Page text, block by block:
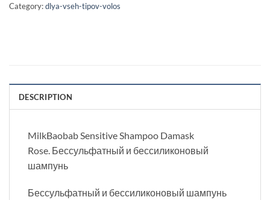
Category:dlya-vseh-tipov-volos
DESCRIPTION
MilkBaobab Sensitive Shampoo Damask
Rose. Бессульфатный и бессиликоновый
шампунь
Бессульфатный и бессиликоновый шампунь